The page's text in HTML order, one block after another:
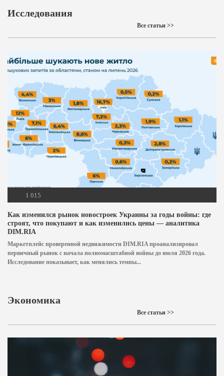
Исследования
Все статьи >>
1 015
Как изменился рынок новостроек Украины за годы войны: где
строят, что покупают и как изменились цены — аналитика
DIM.RIA
Маркетплейс проверенной недвижимости DIM.RIA проанализировал
первичный рынок с начала полномасштабной войны до июля 2026 года.
Исследование показывает, как менялись темпы...
Экономика
Все статьи >>